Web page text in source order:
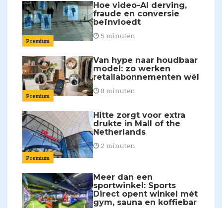
Premium
Hoe video-AI derving,
fraude en conversie
beïnvloedt
5 minuten
Premium
Van hype naar houdbaar
model: zo werken
retailabonnementen wél
8 minuten
Premium
Hitte zorgt voor extra
drukte in Mall of the
Netherlands
2 minuten
Meer dan een
sportwinkel: Sports
Direct opent winkel mét
gym, sauna en koffiebar